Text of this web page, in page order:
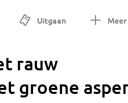
Uitgaan Meer
rauw
groene